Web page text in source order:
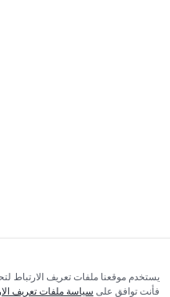
يستخدم موقعنا ملفات تعريف الارتباط
فأنت توافق على سياسة ملفات تعريف